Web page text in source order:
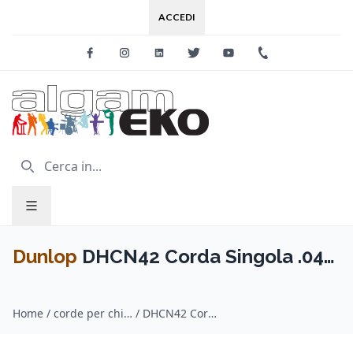
ACCEDI
FacebookInstagramLinkedinTwitter Youtube
Dunlop DHCN42 Corda Singola .042
Home / corde per chitarra / Dunlop / DHCN42 Corda Singola .042 Avvolta